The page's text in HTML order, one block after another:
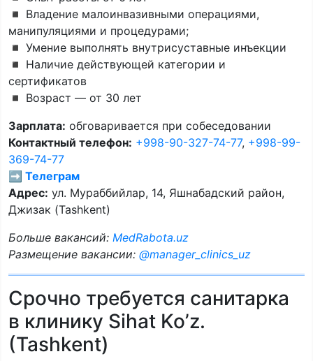
◾️ Владение малоинвазивными операциями,
манипуляциями и процедурами;
◾️ Умение выполнять внутрисуставные инъекции
◾️ Наличие действующей категории и
сертификатов
◾️ Возраст — от 30 лет
Зарплата: обговаривается при собеседовании
Контактный телефон: +998-90-327-74-77, +998-99-
369-74-77
➡️ Телеграм
Адрес: ул. Мураббийлар, 14, Яшнабадский район,
Джизак (Tashkent)
Больше вакансий: MedRabota.uz
Размещение вакансии: @manager_clinics_uz
Срочно требуется санитарка
в клинику Sihat Ko’z.
(Tashkent)